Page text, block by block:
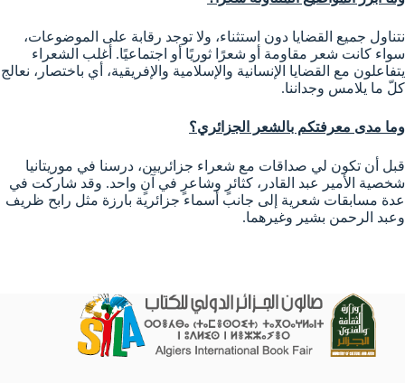
نتناول جميع القضايا دون استثناء، ولا توجد رقابة على الموضوعات،
سواء كانت شعر مقاومة أو شعرًا ثوريًا أو اجتماعيًا. أغلب الشعراء
يتفاعلون مع القضايا الإنسانية والإسلامية والإفريقية، أي باختصار، نعالج
كلّ ما يلامس وجداننا.
وما مدى معرفتكم بالشعر الجزائري؟
قبل أن تكون لي صداقات مع شعراء جزائريين، درسنا في موريتانيا
شخصية الأمير عبد القادر، كثائرٍ وشاعرٍ في آنٍ واحد. وقد شاركت في
عدة مسابقات شعرية إلى جانب أسماء جزائرية بارزة مثل رابح ظريف
وعبد الرحمن بشير وغيرهما.